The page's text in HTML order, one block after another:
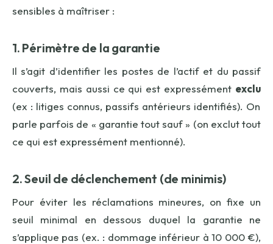
sensibles à maîtriser :
1. Périmètre de la garantie
Il s’agit d’identifier les postes de l’actif et du passif
couverts, mais aussi ce qui est expressément exclu
(ex : litiges connus, passifs antérieurs identifiés). On
parle parfois de « garantie tout sauf » (on exclut tout
ce qui est expressément mentionné).
2. Seuil de déclenchement (de minimis)
Pour éviter les réclamations mineures, on fixe un
seuil minimal en dessous duquel la garantie ne
s’applique pas (ex. : dommage inférieur à 10 000 €),